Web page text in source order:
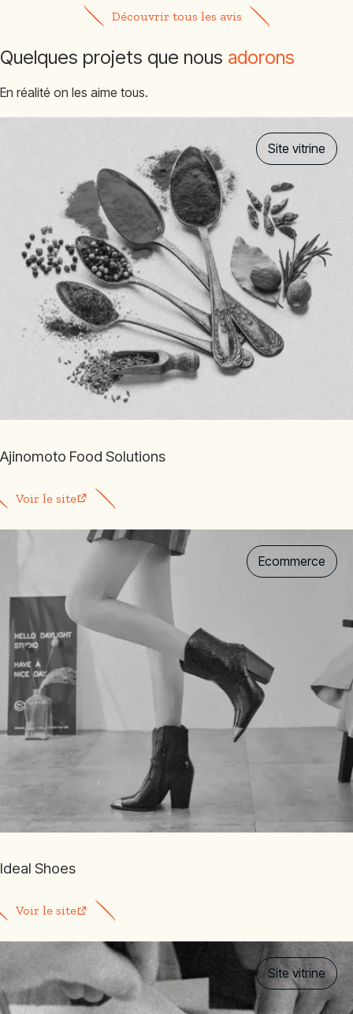
Découvrir tous les avis
Quelques projets que nous adorons
En réalité on les aime tous.
Site vitrine
Ajinomoto Food Solutions
Voir le site
Ecommerce
Ideal Shoes
Voir le site
Site vitrine